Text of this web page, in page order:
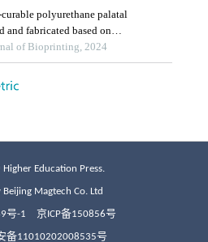
Education Press.
Magtech Co. Ltd
号-1 京ICP备150856号
备11010202008535号